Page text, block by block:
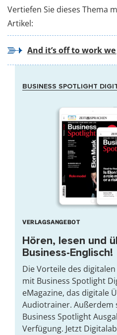
Vertiefen Sie dieses Thema
Artikel:
And it’s off to work
BUSINESS SPOTLIGHT
VERLAGSANGEBOT
Hören, lesen und
Business-Englisch!
Die Vorteile des
mit Business Spotlight
eMagazine, das digitale
Audiotrainer. Außerdem
Business Spotlight
Verfügung. Jetzt